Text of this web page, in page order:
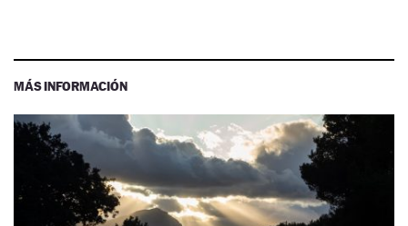
MÁS INFORMACIÓN